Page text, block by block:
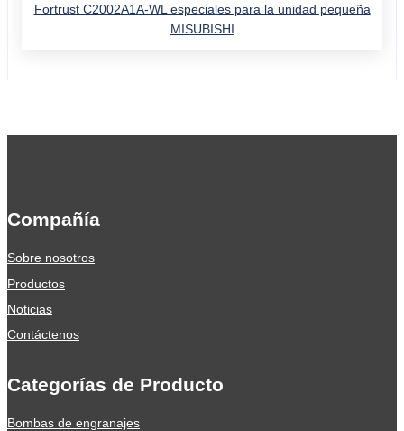
Fortrust C2002A1A-WL especiales para la unidad pequeña
MISUBISHI
Compañía
Sobre nosotros
Productos
Noticias
Contáctenos
Categorías de Producto
Bombas de engranajes